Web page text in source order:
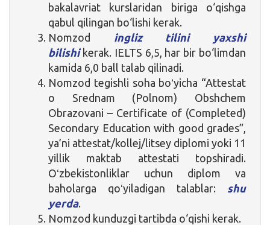
bakalavriat kurslaridan biriga o‘qishga
qabul qilingan bo‘lishi kerak.
Nomzod
ingliz tilini yaxshi
bilishikerak. IELTS 6,5, har bir bo‘limdan
kamida 6,0 ball talab qilinadi.
Nomzod tegishli soha boʻyicha “Attestat
o Srednam (Polnom) Obshchem
Obrazovani – Certificate of (Completed)
Secondary Education with good grades”,
ya’ni attestat/kollej/litsey diplomi yoki 11
yillik maktab attestati topshiradi.
Oʻzbekistonliklar uchun diplom va
baholarga qoʻyiladigan talablar: shu
yerda.
Nomzod kunduzgi tartibda o‘qishi kerak.